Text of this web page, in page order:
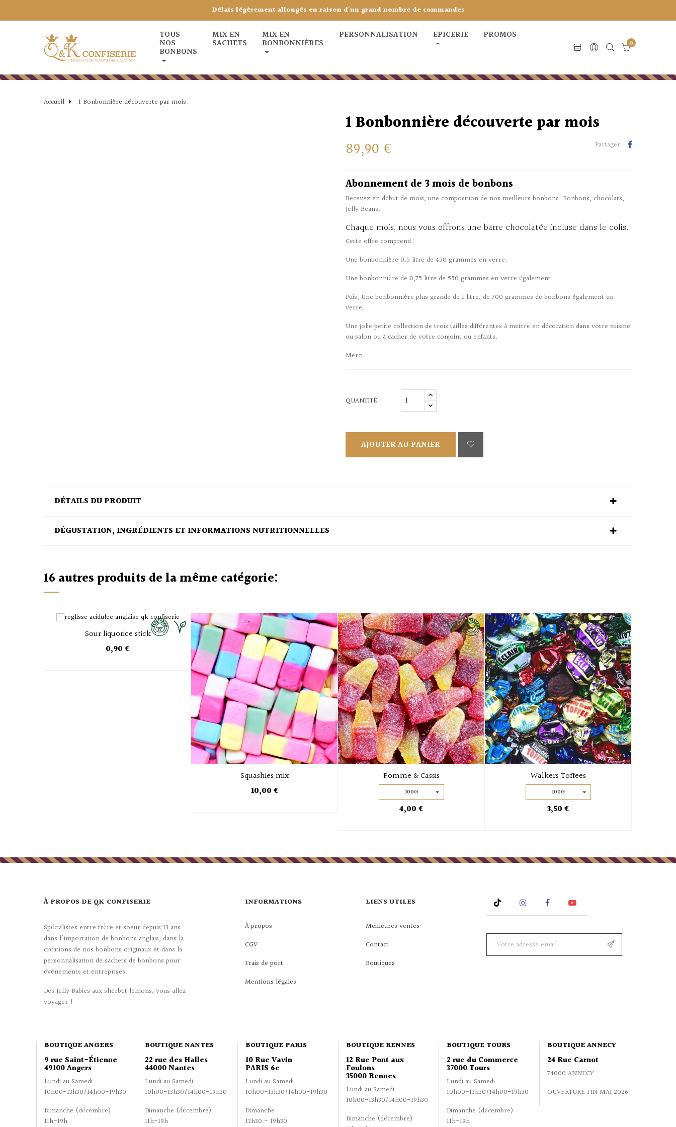
Délais légèrement allongés en raison d'un grand nombre de commandes
TOUS
NOS
BONBONS
MIX EN
SACHETS
MIX EN
BONBONNIÈRES
PERSONNALISATION EPICERIE PROMOS
0
Accueil 1 Bonbonnière découverte par mois
1 Bonbonnière découverte par mois
89,90 €
Partager
Abonnement de 3 mois de bonbons
Recevez en début de mois, une composition de nos meilleurs bonbons. Bonbons, chocolats,
Jelly Beans.
Chaque mois, nous vous offrons une barre chocolatée incluse dans le colis.
Cette offre comprend :
Une bonbonnière 0.5 litre de 450 grammes en verre.
Une bonbonnière de 0,75 litre de 550 grammes en verre également
Puis, Une bonbonnière plus grande de 1 litre, de 700 grammes de bonbons également en
verre.
Une jolie petite collection de trois tailles différentes à mettre en décoration dans votre cuisine
ou salon ou à cacher de votre conjoint ou enfants.
Merci.
QUANTITÉ
AJOUTER AU PANIER
DÉTAILS DU PRODUIT
DÉGUSTATION, INGRÉDIENTS ET INFORMATIONS NUTRITIONNELLES
16 autres produits de la même catégorie:
Sour liquorice stick
0,90 €
Squashies mix
10,00 €
Pomme & Cassis
100G
4,00 €
Walkers Toffees
100G
3,50 €
À PROPOS DE QK CONFISERIE
Spécialistes entre frère et soeur depuis 13 ans
dans l'importation de bonbons anglais, dans la
créations de nos bonbons originaux et dans la
personnalisation de sachets de bonbons pour
évènements et entreprises.
Des Jelly Babies aux sherbet lemons, vous allez
voyager !
INFORMATIONS
À propos
CGV
Frais de port
Mentions légales
LIENS UTILES
Meilleures ventes
Contact
Boutiques
Instagram Facebook
BOUTIQUE ANGERS
9 rue Saint-Étienne
49100 Angers
Lundi au Samedi
10h00-13h30/14h00-19h30
Dimanche (décembre)
11h-19h
BOUTIQUE NANTES
22 rue des Halles
44000 Nantes
Lundi au Samedi
10h00-13h30/14h00-19h30
Dimanche (décembre)
11h-19h
BOUTIQUE PARIS
10 Rue Vavin
PARIS 6e
Lundi au Samedi
10h00-13h30/14h00-19h30
Dimanche
13h30 - 19h30
BOUTIQUE RENNES
12 Rue Pont aux
Foulons
35000 Rennes
Lundi au Samedi
10h00-13h30/14h00-19h30
Dimanche (décembre)
BOUTIQUE TOURS
2 rue du Commerce
37000 Tours
Lundi au Samedi
10h00-13h30/14h00-19h30
Dimanche (décembre)
11h-19h
BOUTIQUE ANNECY
24 Rue Carnot
74000 ANNECY
OUVERTURE FIN MAI 2026